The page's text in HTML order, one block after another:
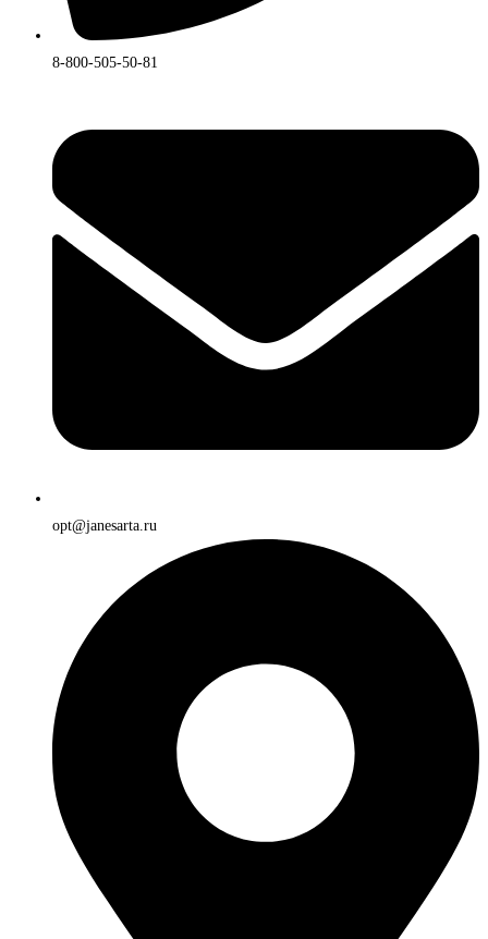
8-800-505-50-81
opt@janesarta.ru